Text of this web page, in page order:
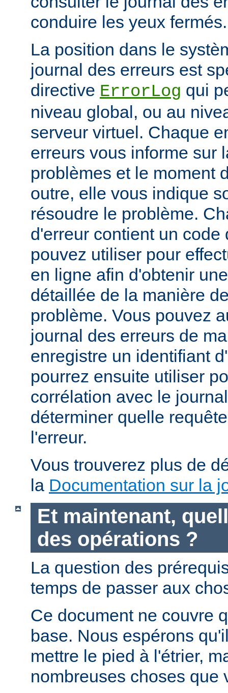
conduire les yeux fermés.
La position dans le
journal des erreurs est
directive ErrorLog qui
niveau global, ou au
serveur virtuel. Chaque
erreurs vous informe sur
problèmes et le moment
outre, elle vous indique
résoudre le problème.
d'erreur contient un code
pouvez utiliser pour
en ligne afin d'obtenir
détaillée de la manière
problème. Vous pouvez
journal des erreurs de
enregistre un identifiant
pourrez ensuite utiliser
corrélation avec le
déterminer quelle
l'erreur.
Vous trouverez plus de
la Documentation sur la
Et maintenant,
des opérations ?
La question des
temps de passer aux
Ce document ne couvre
base. Nous espérons
mettre le pied à l'étrier,
nombreuses choses que